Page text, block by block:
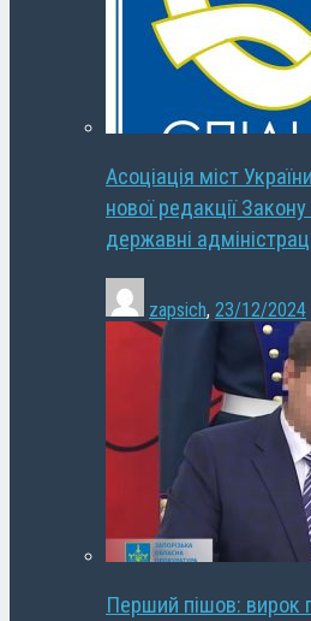
Асоціація міст
нової редакції
державні
zapsich, 23/12/2024
Перший пішов: вирок